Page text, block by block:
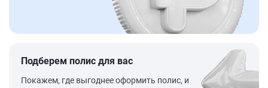
Подберем полис для вас
Покажем, где выгоднее оформить полис, и